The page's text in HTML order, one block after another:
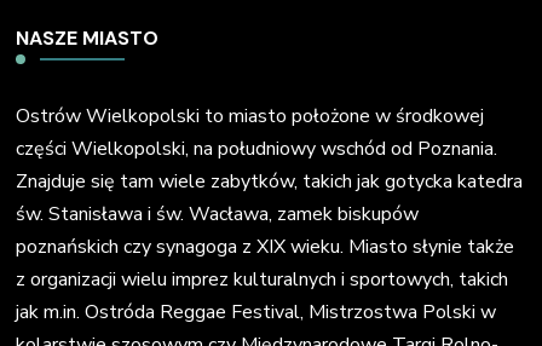
NASZE MIASTO
Ostrów Wielkopolski to miasto położone w środkowej
części Wielkopolski, na południowy wschód od Poznania.
Znajduje się tam wiele zabytków, takich jak gotycka katedra
św. Stanisława i św. Wacława, zamek biskupów
poznańskich czy synagoga z XIX wieku. Miasto słynie także
z organizacji wielu imprez kulturalnych i sportowych, takich
jak m.in. Ostróda Reggae Festival, Mistrzostwa Polski w